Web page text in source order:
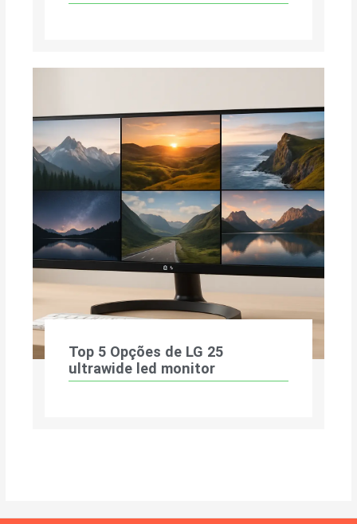
Top 5 Opções de LG 25
ultrawide led monitor